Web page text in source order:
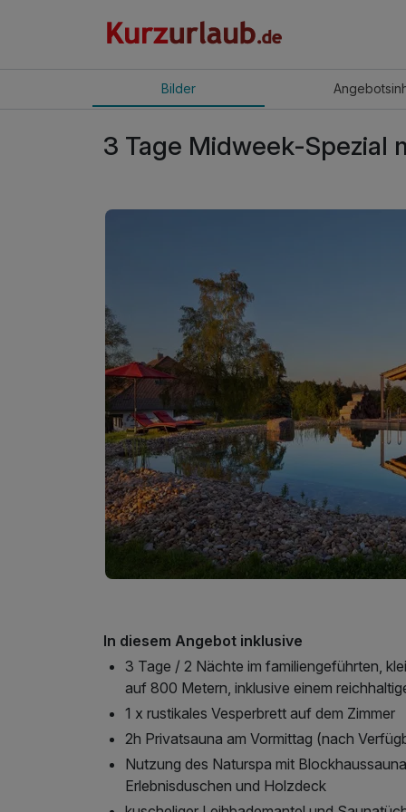
Bilder Angebot
3 Tage Midweek-Spezial
In diesem Angebot inklusive
3 Tage / 2 Nächte im familiengeführten,
auf 800 Metern, inklusive einem
1 x rustikales Vesperbrett auf dem Zimmer
2h Privatsauna am Vormittag (nach
Nutzung des Naturspa mit
Erlebnisduschen und Holzdeck